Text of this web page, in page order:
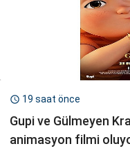
 19 saat önce
Gupi ve Gülmeyen
animasyon filmi